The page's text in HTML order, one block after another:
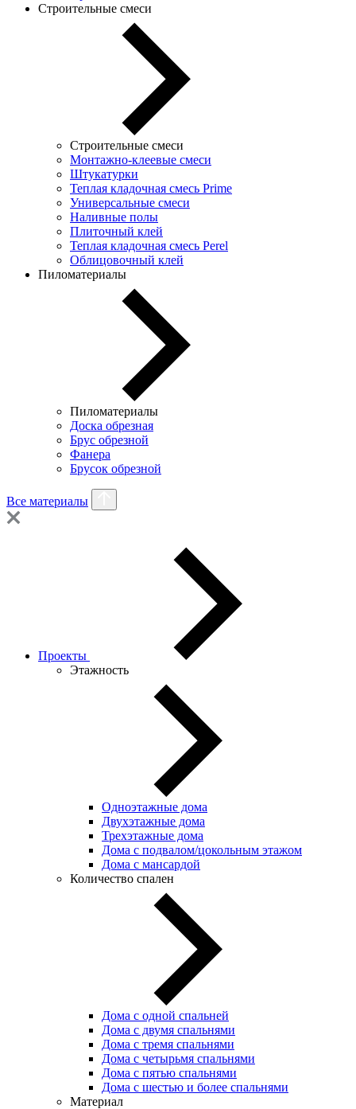
Строительные смеси
Строительные смеси
Монтажно-клеевые смеси
Штукатурки
Теплая кладочная смесь Prime
Универсальные смеси
Наливные полы
Плиточный клей
Теплая кладочная смесь Perel
Облицовочный клей
Пиломатериалы
Пиломатериалы
Доска обрезная
Брус обрезной
Фанера
Брусок обрезной
Все материалы
Проекты
Этажность
Одноэтажные дома
Двухэтажные дома
Трехэтажные дома
Дома с подвалом/цокольным этажом
Дома с мансардой
Количество спален
Дома с одной спальней
Дома с двумя спальнями
Дома с тремя спальнями
Дома с четырьмя спальнями
Дома с пятью спальнями
Дома с шестью и более спальнями
Материал